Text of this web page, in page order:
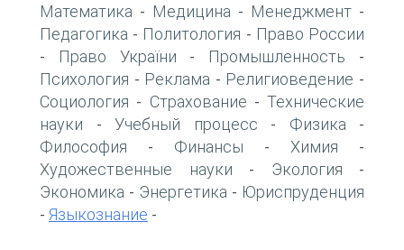
Математика - Медицина - Менеджмент -
Педагогика - Политология - Право России
- Право України - Промышленность -
Психология - Реклама - Религиоведение -
Социология - Страхование - Технические
науки - Учебный процесс - Физика -
Философия - Финансы - Химия -
Художественные науки - Экология -
Экономика - Энергетика - Юриспруденция
- Языкознание -